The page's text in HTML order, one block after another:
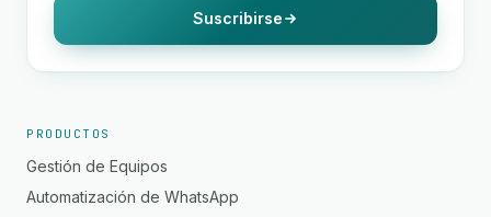
Suscribirse
PRODUCTOS
Gestión de Equipos
Automatización de WhatsApp